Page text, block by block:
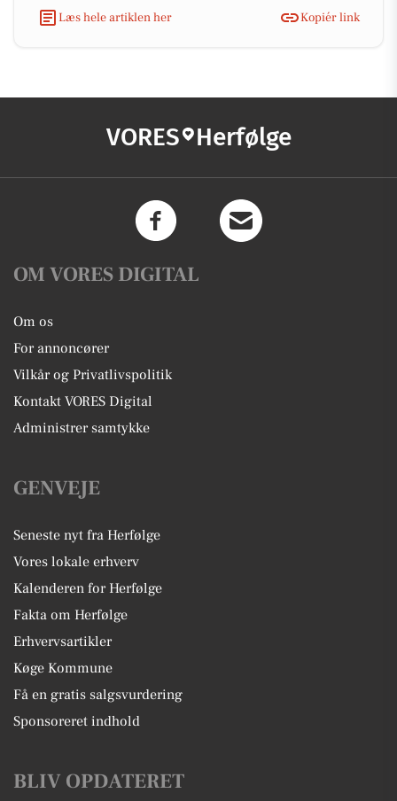
Læs hele artiklen her
Kopiér link
VORES Herfølge
OM VORES DIGITAL
Om os
For annoncører
Vilkår og Privatlivspolitik
Kontakt VORES Digital
Administrer samtykke
GENVEJE
Seneste nyt fra Herfølge
Vores lokale erhverv
Kalenderen for Herfølge
Fakta om Herfølge
Erhvervsartikler
Køge Kommune
Få en gratis salgsvurdering
Sponsoreret indhold
BLIV OPDATERET